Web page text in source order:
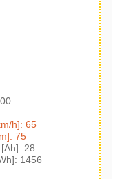
h]: 65
75
28
1456